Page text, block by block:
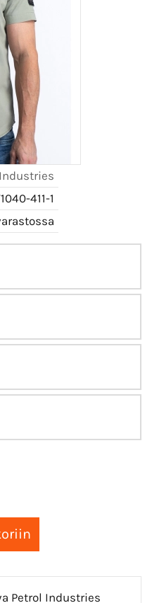
411-1
Petrol Industries